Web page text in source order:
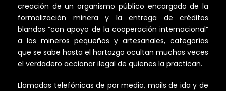
creación de un organismo público encargado de la
formalización minera y la entrega de créditos
blandos “con apoyo de la cooperación internacional”
a los mineros pequeños y artesanales, categorías
que se sabe hasta el hartazgo ocultan muchas veces
el verdadero accionar ilegal de quienes la practican.
Llamadas telefónicas de por medio, mails de ida y de